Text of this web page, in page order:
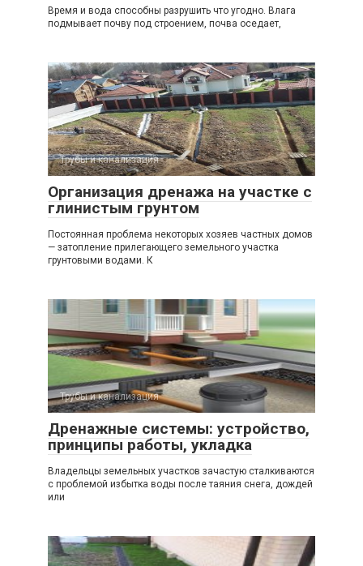
Время и вода способны разрушить что угодно. Влага
подмывает почву под строением, почва оседает,
Трубы и канализация
Организация дренажа на участке с
глинистым грунтом
Постоянная проблема некоторых хозяев частных домов
— затопление прилегающего земельного участка
грунтовыми водами. К
Трубы и канализация
Дренажные системы: устройство,
принципы работы, укладка
Владельцы земельных участков зачастую сталкиваются
с проблемой избытка воды после таяния снега, дождей
или